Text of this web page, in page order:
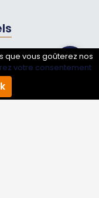
que vous goûterez nos
votre consentement